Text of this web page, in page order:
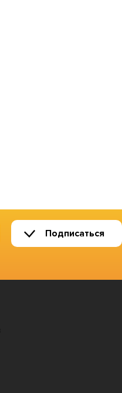
Подписаться